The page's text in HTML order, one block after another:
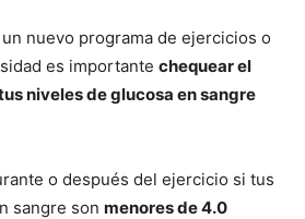
nuevo programa de ejercicios o
es importante chequear el
niveles de glucosa en sangre
o después del ejercicio si tus
sangre son menores de 4.0